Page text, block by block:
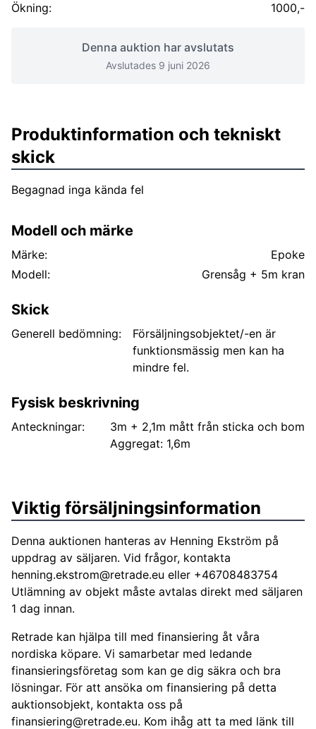
Ökning:
1000,-
Denna auktion har avslutats
Avslutades 9 juni 2026
Produktinformation och tekniskt
skick
Begagnad inga kända fel
Modell och märke
Märke:
Epoke
Modell:
Grensåg + 5m kran
Skick
Generell bedömning:
Försäljningsobjektet/-en är
funktionsmässig men kan ha
mindre fel.
Fysisk beskrivning
Anteckningar:
3m + 2,1m mått från sticka och bom
Aggregat: 1,6m
Viktig försäljningsinformation
Denna auktionen hanteras av Henning Ekström på
uppdrag av säljaren. Vid frågor, kontakta
henning.ekstrom@retrade.eu eller +46708483754
Utlämning av objekt måste avtalas direkt med säljaren
1 dag innan.
Retrade kan hjälpa till med finansiering åt våra
nordiska köpare. Vi samarbetar med ledande
finansieringsföretag som kan ge dig säkra och bra
lösningar. För att ansöka om finansiering på detta
auktionsobjekt, kontakta oss på
finansiering@retrade.eu. Kom ihåg att ta med länk till